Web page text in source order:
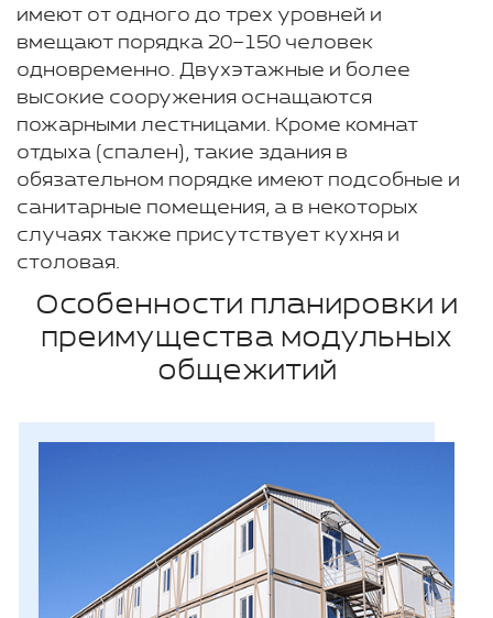
имеют от одного до трех уровней и
вмещают порядка 20–150 человек
одновременно. Двухэтажные и более
высокие сооружения оснащаются
пожарными лестницами. Кроме комнат
отдыха (спален), такие здания в
обязательном порядке имеют подсобные и
санитарные помещения, а в некоторых
случаях также присутствует кухня и
столовая.
Особенности планировки и
преимущества модульных
общежитий